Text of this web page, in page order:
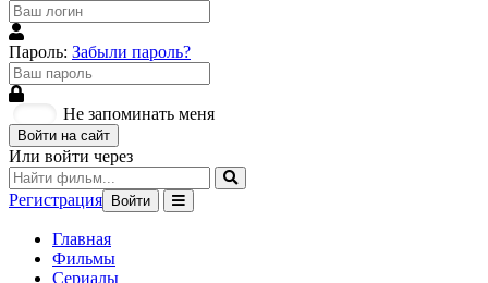
Пароль: Забыли пароль?
Не запоминать меня
Войти на сайт
Или войти через
Регистрация Войти
Главная
Фильмы
Сериалы